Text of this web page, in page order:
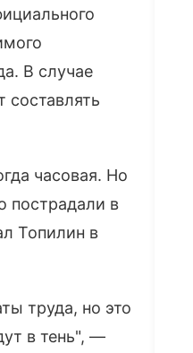
В случае
составлять
часовая. Но
пострадали в
Топилин в
труда, но это
в тень", —